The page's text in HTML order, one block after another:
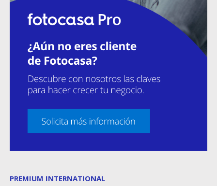
PREMIUM INTERNATIONAL